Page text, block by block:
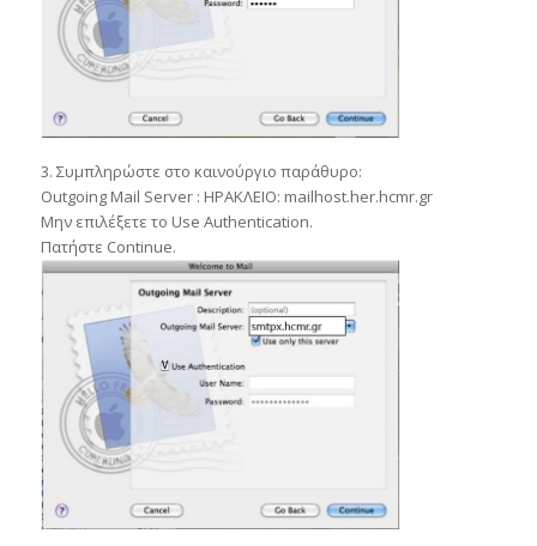
3. Συμπληρώστε στο καινούργιο παράθυρο:
Outgoing Mail Server : ΗΡΑΚΛΕΙΟ: mailhost.her.hcmr.gr
Μην επιλέξετε το Use Authentication.
Πατήστε Continue.